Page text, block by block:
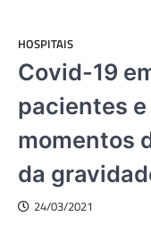
HOSPITAIS
Covid-19
pacientes
momentos
da
24/03/2021